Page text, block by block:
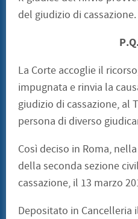
del giudizio di cassazione.
La Corte accoglie il
impugnata e rinvia la
giudizio di cassazione, al
persona di diverso
Così deciso in Roma,
della seconda sezione
cassazione, il 13 marzo
Depositato in Cancelleria